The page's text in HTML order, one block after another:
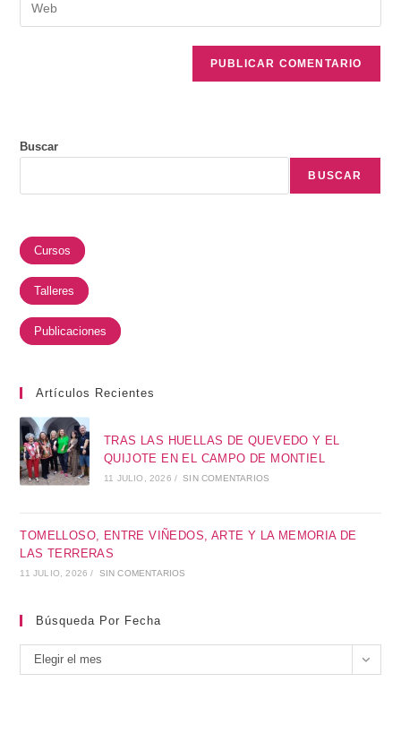
Buscar
BUSCAR
Cursos
Talleres
Publicaciones
Artículos Recientes
TRAS LAS HUELLAS DE QUEVEDO Y EL
QUIJOTE EN EL CAMPO DE MONTIEL
11 JULIO, 2026 / SIN COMENTARIOS
TOMELLOSO, ENTRE VIÑEDOS, ARTE Y LA MEMORIA DE
LAS TERRERAS
11 JULIO, 2026 / SIN COMENTARIOS
Búsqueda Por Fecha
Elegir el mes